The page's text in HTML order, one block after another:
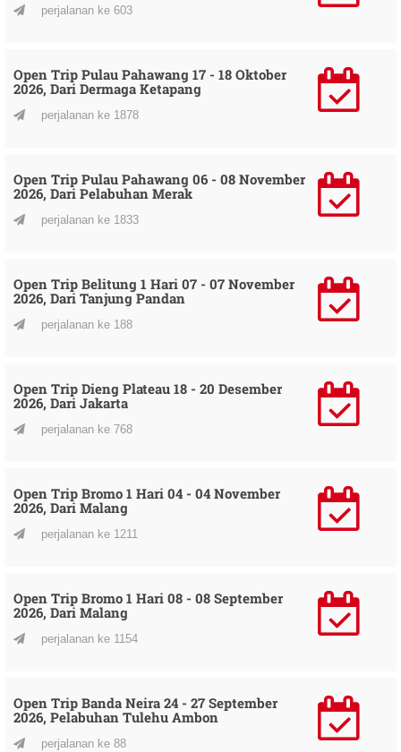
perjalanan ke 603
Open Trip Pulau Pahawang 17 - 18 Oktober
2026, Dari Dermaga Ketapang
perjalanan ke 1878
Open Trip Pulau Pahawang 06 - 08 November
2026, Dari Pelabuhan Merak
perjalanan ke 1833
Open Trip Belitung 1 Hari 07 - 07 November
2026, Dari Tanjung Pandan
perjalanan ke 188
Open Trip Dieng Plateau 18 - 20 Desember
2026, Dari Jakarta
perjalanan ke 768
Open Trip Bromo 1 Hari 04 - 04 November
2026, Dari Malang
perjalanan ke 1211
Open Trip Bromo 1 Hari 08 - 08 September
2026, Dari Malang
perjalanan ke 1154
Open Trip Banda Neira 24 - 27 September
2026, Pelabuhan Tulehu Ambon
perjalanan ke 88